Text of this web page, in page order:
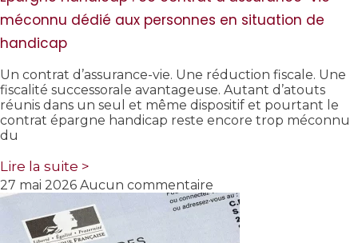
méconnu dédié aux personnes en situation de
handicap
Un contrat d’assurance-vie. Une réduction fiscale. Une
fiscalité successorale avantageuse. Autant d’atouts
réunis dans un seul et même dispositif et pourtant le
contrat épargne handicap reste encore trop méconnu
du
Lire la suite >
27 mai 2026 Aucun commentaire